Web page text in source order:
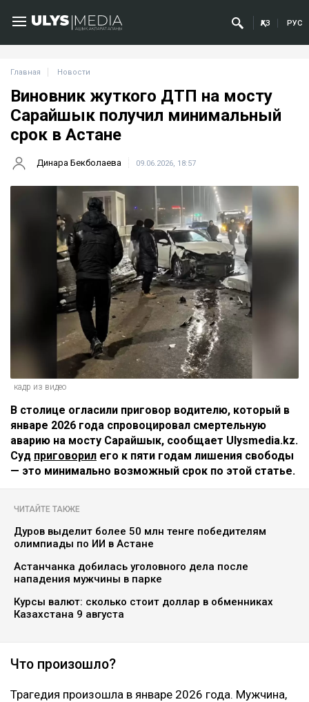
ҚАЗ РУС
Главная Новости
Виновник жуткого ДТП на мосту
Сарайшык получил минимальный
срок в Астане
Динара Бекболаева 09.06.2026, 18:57
кадр из видео
В столице огласили приговор водителю, который в
январе 2026 года спровоцировал смертельную
аварию на мосту Сарайшык, сообщает Ulysmedia.kz.
Суд приговорил его к пяти годам лишения свободы
— это минимально возможный срок по этой статье.
ЧИТАЙТЕ ТАКЖЕ
Дуров выделит более 50 млн тенге победителям
олимпиады по ИИ в Астане
Астанчанка добилась уголовного дела после
нападения мужчины в парке
Курсы валют: сколько стоит доллар в обменниках
Казахстана 9 августа
Что произошло?
Трагедия произошла в январе 2026 года. Мужчина,